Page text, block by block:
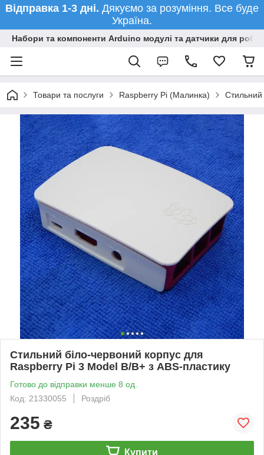
Відправка 1-3 дні. Дякуємо за розуміння. Все буде
Україна.
Набори та компоненти Arduino модулі та датчики для
Товари та послуги Raspberry Pi (Малинка) Стильний
Стильний біло-червоний корпус для
Raspberry Pi 3 Model B/B+ з ABS-пластику
Готово до відправки менше 8 од.
Код: 21330055
Роздріб
235 ₴
Купити